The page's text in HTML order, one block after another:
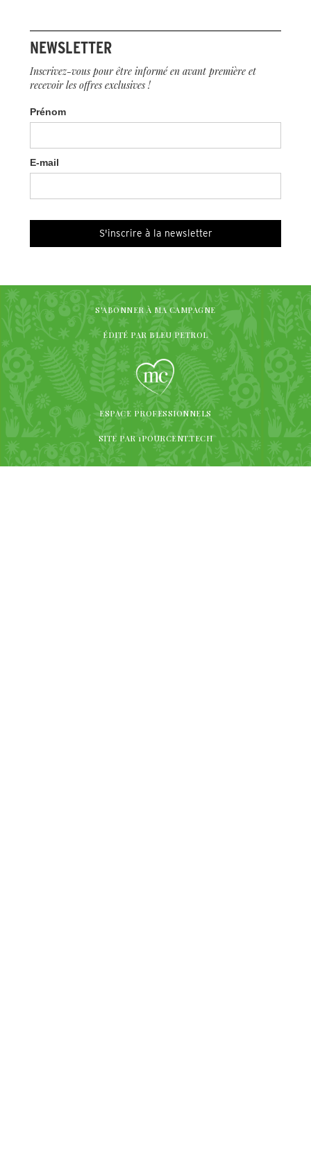
NEWSLETTER
Inscrivez-vous pour être informé en avant première et
recevoir les offres exclusives !
Prénom
E-mail
S'ABONNER À MA CAMPAGNE
ÉDITÉ PAR BLEU PETROL
ESPACE PROFESSIONNELS
SITE PAR 1POURCENT.TECH